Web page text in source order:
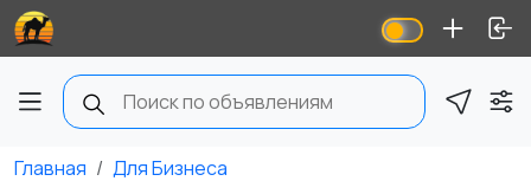
Главная Для Бизнеса